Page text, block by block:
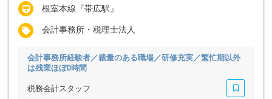
根室本線『帯広駅』
会計事務所・税理士法人
会計事務所経験者／裁量のある職場／研修充実／繁忙期以外
は残業ほぼ0時間
税務会計スタッフ